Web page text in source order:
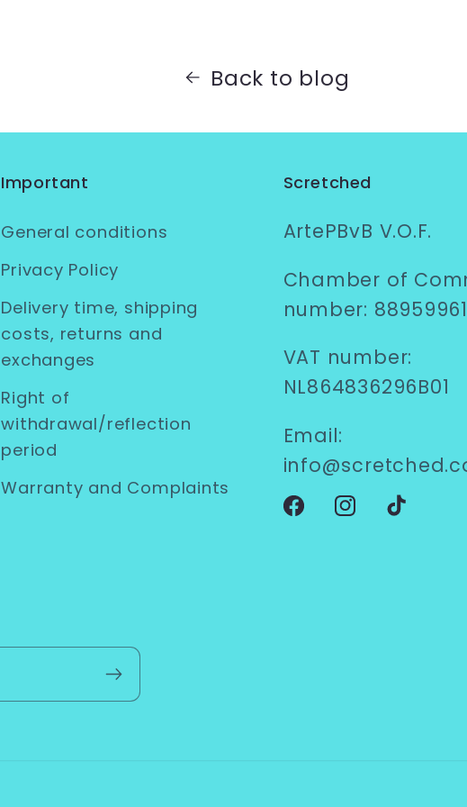
Back to blog
Important
General conditions
Privacy Policy
Delivery time, shipping
costs, returns and
exchanges
Right of
withdrawal/reflection
period
Warranty and Complaints
Scretched
ArtePBvB V.O.F.
Chamber of
number: 88959961
VAT number:
NL864836296B01
Email:
FacebookInstagram
TikTok